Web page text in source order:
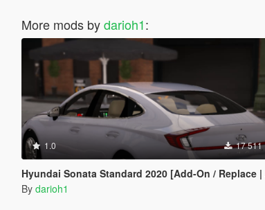
More mods bydarioh1:
1.0 17 511
Hyundai Sonata Standard 2020 [Add-On / Replace | FiveM]
By darioh1